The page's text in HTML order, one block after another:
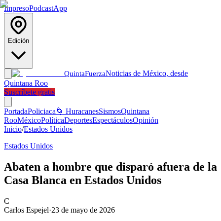
ImpresoPodcastApp
Edición
QuintaFuerzaNoticias de México, desde
Quintana Roo
Suscríbete gratis
PortadaPoliciaca 🌀 HuracanesSismosQuintana
RooMéxicoPolíticaDeportesEspectáculosOpinión
Inicio/Estados Unidos
Estados Unidos
Abaten a hombre que disparó afuera de la
Casa Blanca en Estados Unidos
C
Carlos Espejel·23 de mayo de 2026